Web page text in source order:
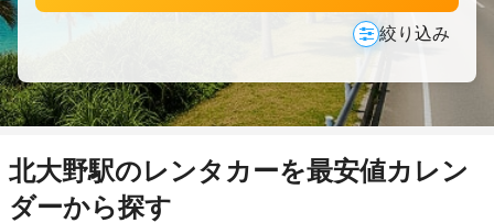
絞り込み
北大野駅のレンタカーを最安値カレン
ダーから探す